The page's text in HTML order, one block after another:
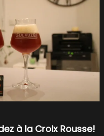
à la Croix Rousse!